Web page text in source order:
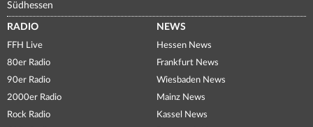
Südhessen
RADIO
FFH Live
80er Radio
90er Radio
2000er Radio
Rock Radio
NEWS
Hessen News
Frankfurt News
Wiesbaden News
Mainz News
Kassel News